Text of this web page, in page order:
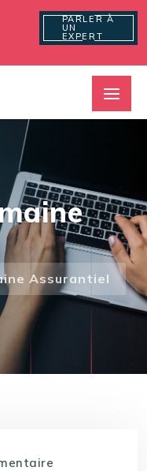
PARLER À
UN
EXPERT
Assurantiel